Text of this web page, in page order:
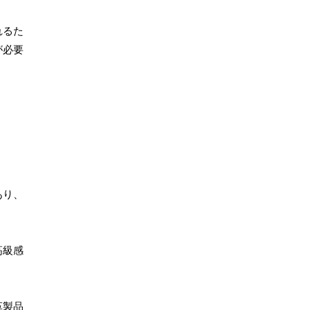
た
必要
、
級感
製品